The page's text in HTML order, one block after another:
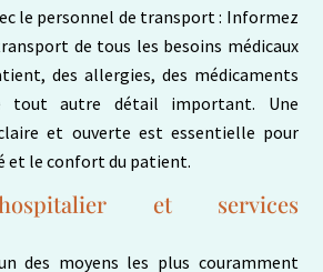
le personnel de transport : Informez
de tous les besoins médicaux
des allergies, des médicaments
tout autre détail important. Une
et ouverte est essentielle pour
et le confort du patient.
et services
des moyens les plus couramment